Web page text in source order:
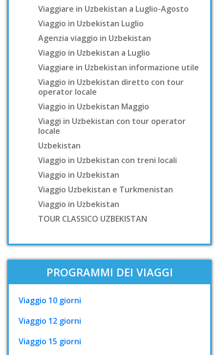
Viaggiare in Uzbekistan a Luglio-Agosto
Viaggio in Uzbekistan Luglio
Agenzia viaggio in Uzbekistan
Viaggio in Uzbekistan a Luglio
Viaggiare in Uzbekistan informazione utile
Viaggio in Uzbekistan diretto con tour
operator locale
Viaggio in Uzbekistan Maggio
Viaggi in Uzbekistan con tour operator
locale
Uzbekistan
Viaggio in Uzbekistan con treni locali
Viaggio in Uzbekistan
Viaggio Uzbekistan e Turkmenistan
Viaggio in Uzbekistan
TOUR CLASSICO UZBEKISTAN
PROGRAMMI DEI VIAGGI
Viaggio 10 giorni
Viaggio 12 giorni
Viaggio 15 giorni